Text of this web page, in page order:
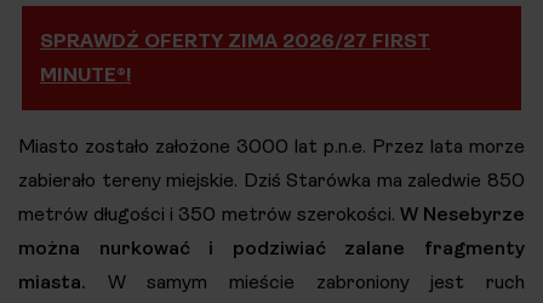
SPRAWDŹ OFERTY ZIMA 2026/27 FIRST
MINUTE®!
Miasto zostało założone 3000 lat p.n.e. Przez lata morze
zabierało tereny miejskie. Dziś Starówka ma zaledwie 850
metrów długości i 350 metrów szerokości. W Nesebyrze
można nurkować i podziwiać zalane fragmenty
miasta. W samym mieście zabroniony jest ruch